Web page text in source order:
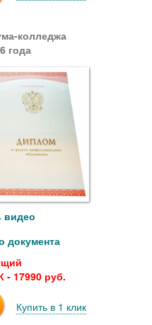
колледжа
года
видео
документа
17990 руб.
Купить в 1 клик